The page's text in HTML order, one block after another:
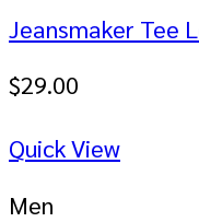
Jeansmaker Tee
$29.00
Quick View
Men